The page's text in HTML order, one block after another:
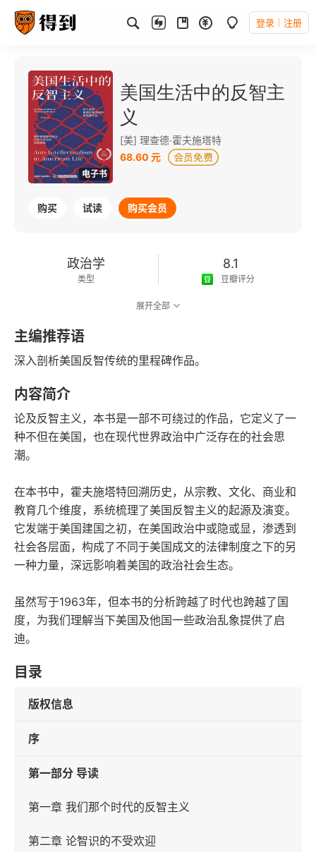
登录 注册
电子书
美国生活中的反智主
义
[美] 理查德·霍夫施塔特
68.60 元
购买 试读 购买会员
政治学
类型
8.1
豆瓣评分
2024-03-01
发行日期
展开全部
主编推荐语
深入剖析美国反智传统的里程碑作品。
内容简介
论及反智主义，本书是一部不可绕过的作品，它定义了一
种不但在美国，也在现代世界政治中广泛存在的社会思
潮。
在本书中，霍夫施塔特回溯历史，从宗教、文化、商业和
教育几个维度，系统梳理了美国反智主义的起源及演变。
它发端于美国建国之初，在美国政治中或隐或显，渗透到
社会各层面，构成了不同于美国成文的法律制度之下的另
一种力量，深远影响着美国的政治社会生态。
虽然写于1963年，但本书的分析跨越了时代也跨越了国
度，为我们理解当下美国及他国一些政治乱象提供了启
迪。
目录
版权信息
序
第一部分 导读
第一章 我们那个时代的反智主义
第二章 论智识的不受欢迎